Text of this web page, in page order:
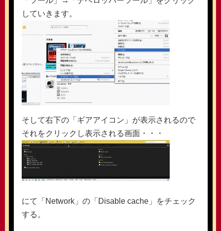
していきます。
そして右下の「ギアアイコン」が表示されるので
それをクリックし表示される画面・・・
にて「Network」の「Disable cache」をチェック
する。